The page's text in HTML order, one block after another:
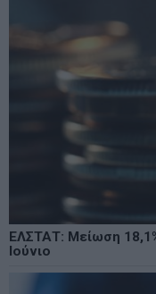
ΕΛΣΤΑΤ: Μείωση
Ιούνιο